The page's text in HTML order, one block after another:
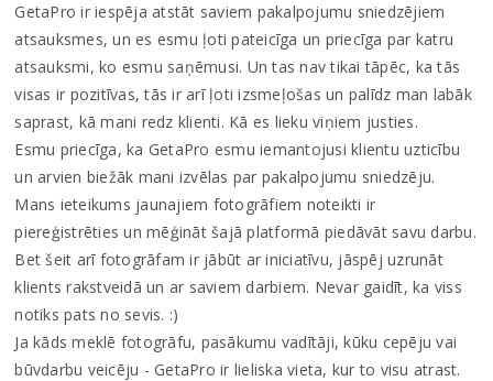
GetaPro ir iespēja atstāt saviem pakalpojumu sniedzējiem
atsauksmes, un es esmu ļoti pateicīga un priecīga par katru
atsauksmi, ko esmu saņēmusi. Un tas nav tikai tāpēc, ka tās
visas ir pozitīvas, tās ir arī ļoti izsmeļošas un palīdz man labāk
saprast, kā mani redz klienti. Kā es lieku viņiem justies.
Esmu priecīga, ka GetaPro esmu iemantojusi klientu uzticību
un arvien biežāk mani izvēlas par pakalpojumu sniedzēju.
Mans ieteikums jaunajiem fotogrāfiem noteikti ir
piereģistrēties un mēģināt šajā platformā piedāvāt savu darbu.
Bet šeit arī fotogrāfam ir jābūt ar iniciatīvu, jāspēj uzrunāt
klients rakstveidā un ar saviem darbiem. Nevar gaidīt, ka viss
notiks pats no sevis. :)
Ja kāds meklē fotogrāfu, pasākumu vadītāji, kūku cepēju vai
būvdarbu veicēju - GetaPro ir lieliska vieta, kur to visu atrast.